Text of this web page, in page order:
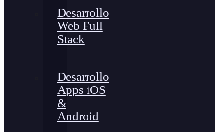
Desarrollo
Web Full
Stack
Desarrollo
Apps iOS
&
Android